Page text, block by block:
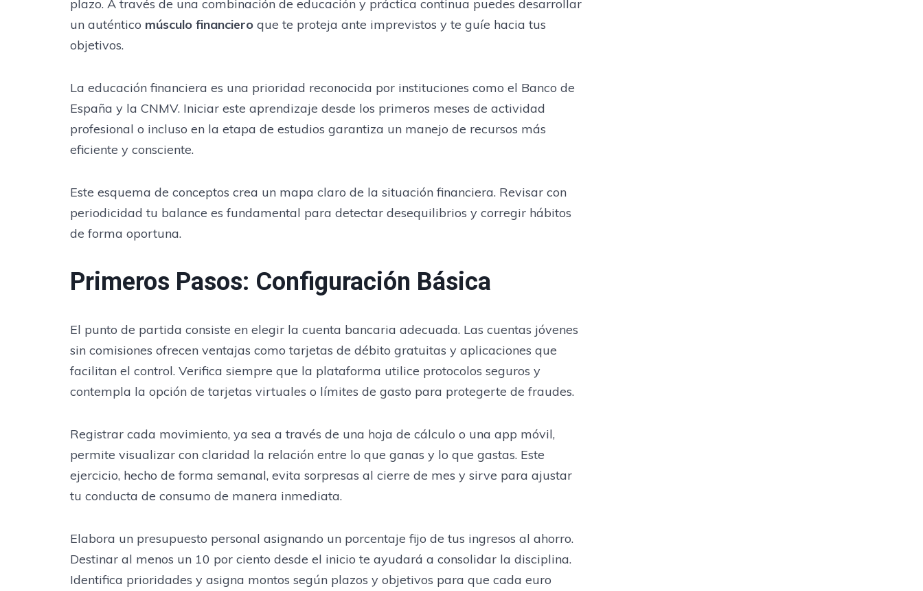
plazo. A través de una combinación de educación y práctica continua puedes desarrollar
un auténtico músculo financiero que te proteja ante imprevistos y te guíe hacia tus
objetivos.
La educación financiera es una prioridad reconocida por instituciones como el Banco de
España y la CNMV. Iniciar este aprendizaje desde los primeros meses de actividad
profesional o incluso en la etapa de estudios garantiza un manejo de recursos más
eficiente y consciente.
Este esquema de conceptos crea un mapa claro de la situación financiera. Revisar con
periodicidad tu balance es fundamental para detectar desequilibrios y corregir hábitos
de forma oportuna.
Primeros Pasos: Configuración Básica
El punto de partida consiste en elegir la cuenta bancaria adecuada. Las cuentas jóvenes
sin comisiones ofrecen ventajas como tarjetas de débito gratuitas y aplicaciones que
facilitan el control. Verifica siempre que la plataforma utilice protocolos seguros y
contempla la opción de tarjetas virtuales o límites de gasto para protegerte de fraudes.
Registrar cada movimiento, ya sea a través de una hoja de cálculo o una app móvil,
permite visualizar con claridad la relación entre lo que ganas y lo que gastas. Este
ejercicio, hecho de forma semanal, evita sorpresas al cierre de mes y sirve para ajustar
tu conducta de consumo de manera inmediata.
Elabora un presupuesto personal asignando un porcentaje fijo de tus ingresos al ahorro.
Destinar al menos un 10 por ciento desde el inicio te ayudará a consolidar la disciplina.
Identifica prioridades y asigna montos según plazos y objetivos para que cada euro